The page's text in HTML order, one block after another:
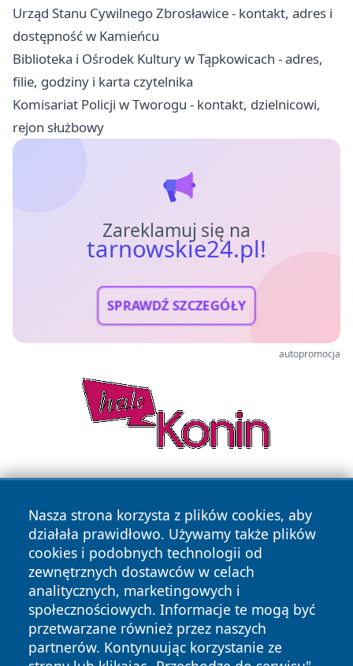
Urząd Stanu Cywilnego Zbrosławice - kontakt, adres i
dostępność w Kamieńcu
Biblioteka i Ośrodek Kultury w Tąpkowicach - adres,
filie, godziny i karta czytelnika
Komisariat Policji w Tworogu - kontakt, dzielnicowi,
rejon służbowy
Zareklamuj się na
tarnowskie24.pl!
SPRAWDŹ SZCZEGÓŁY
autopromocja
Nasza strona korzysta z plików cookies, aby
działała prawidłowo. Używamy także plików
cookies i podobnych technologii od
zewnętrznych dostawców w celach
analitycznych, marketingowych i
społecznościowych. Informacje te mogą być
przetwarzane również przez naszych
partnerów. Kontynuując korzystanie ze
Copyright © 2026 tarnowskie24.pl Wszystkie prawa
zastrzeżone.
News Autorzy
Polityka
Polityka